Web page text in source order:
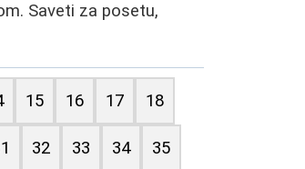
Saveti za posetu,
15 16 17 18
32 33 34 35